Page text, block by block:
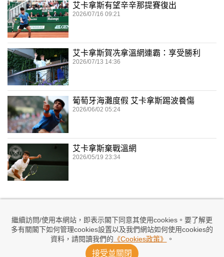
繼續訪問/使用本網站，即表示閣下同意其使用cookies。要了解更
多有關閣下如何管理cookies設置以及我們網站如何使用cookies的
資料，請閱讀我們的 《Cookies政策》 。
接受並關閉
艾卡拿斯有望辛辛那提賽復出
2026/07/16 09:21
艾卡拿斯賀冼拿溫網連霸：享受勝利
2026/07/13 14:36
葡萄牙海灘度假 艾卡拿斯踢波養傷
2026/06/02 05:24
艾卡拿斯棄戰溫網
2026/05/19 23:34